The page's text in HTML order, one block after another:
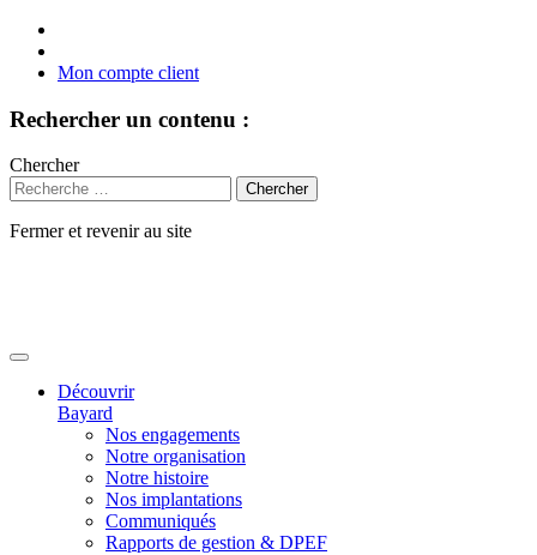
Mon compte client
Rechercher un contenu :
Chercher
Fermer et revenir au site
Découvrir
Bayard
Nos engagements
Notre organisation
Notre histoire
Nos implantations
Communiqués
Rapports de gestion & DPEF